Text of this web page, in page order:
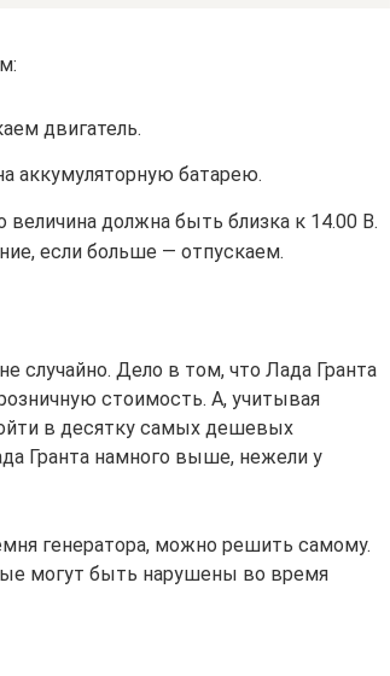
двигатель.
аккумуляторную батарею.
должна быть близка к 14.00 В.
если больше — отпускаем.
случайно. Дело в том, что Лада Гранта
стоимость. А, учитывая
в десятку самых дешевых
Гранта намного выше, нежели у
генератора, можно решить самому.
могут быть нарушены во время